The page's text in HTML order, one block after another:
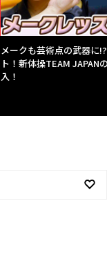
メークも芸術点の武器に
ト！新体操TEAM JAPAN
入！